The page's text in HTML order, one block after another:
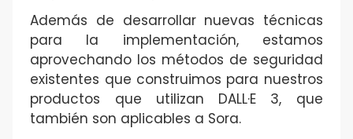
Además de desarrollar nuevas técnicas
para la implementación, estamos
aprovechando los métodos de seguridad
existentes que construimos para nuestros
productos que utilizan DALL·E 3, que
también son aplicables a Sora.